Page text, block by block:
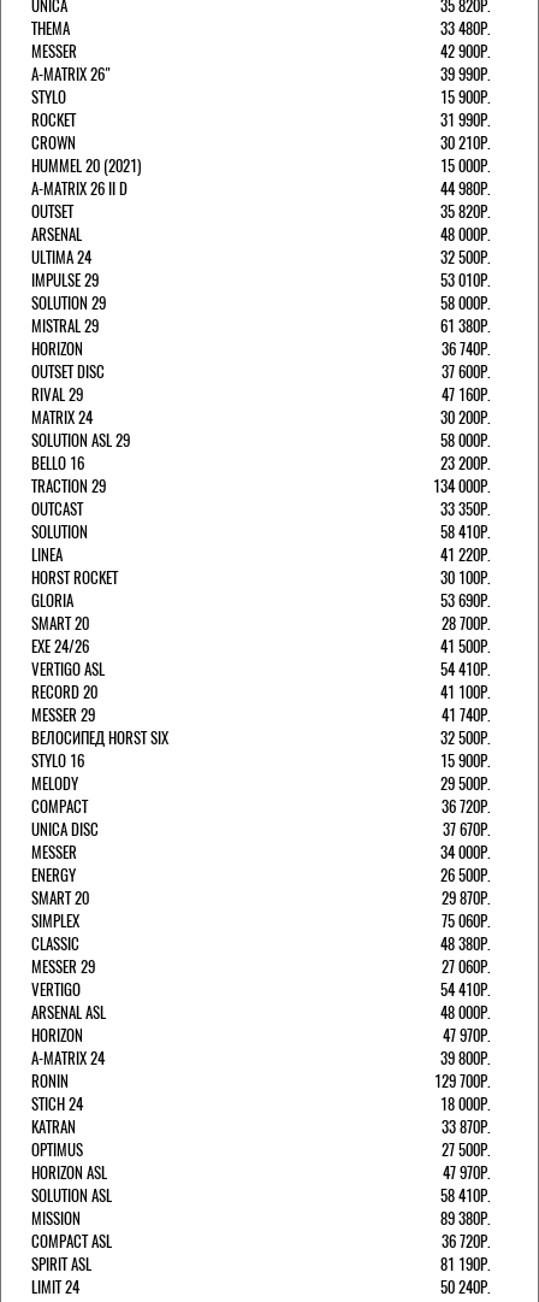
UNICA
35 820Р.
THEMA
33 480Р.
MESSER
42 900Р.
A-MATRIX 26"
39 990Р.
STYLO
15 900Р.
ROCKET
31 990Р.
CROWN
30 210Р.
HUMMEL 20 (2021)
15 000Р.
A-MATRIX 26 II D
44 980Р.
OUTSET
35 820Р.
ARSENAL
48 000Р.
ULTIMA 24
32 500Р.
IMPULSE 29
53 010Р.
SOLUTION 29
58 000Р.
MISTRAL 29
61 380Р.
HORIZON
36 740Р.
OUTSET DISC
37 600Р.
RIVAL 29
47 160Р.
MATRIX 24
30 200Р.
SOLUTION ASL 29
58 000Р.
BELLO 16
23 200Р.
TRACTION 29
134 000Р.
OUTCAST
33 350Р.
SOLUTION
58 410Р.
LINEA
41 220Р.
HORST ROCKET
30 100Р.
GLORIA
53 690Р.
SMART 20
28 700Р.
EXE 24/26
41 500Р.
VERTIGO ASL
54 410Р.
RECORD 20
41 100Р.
MESSER 29
41 740Р.
ВЕЛОСИПЕД HORST SIX
32 500Р.
STYLO 16
15 900Р.
MELODY
29 500Р.
COMPACT
36 720Р.
UNICA DISC
37 670Р.
MESSER
34 000Р.
ENERGY
26 500Р.
SMART 20
29 870Р.
SIMPLEX
75 060Р.
CLASSIC
48 380Р.
MESSER 29
27 060Р.
VERTIGO
54 410Р.
ARSENAL ASL
48 000Р.
HORIZON
47 970Р.
A-MATRIX 24
39 800Р.
RONIN
129 700Р.
STICH 24
18 000Р.
KATRAN
33 870Р.
OPTIMUS
27 500Р.
HORIZON ASL
47 970Р.
SOLUTION ASL
58 410Р.
MISSION
89 380Р.
COMPACT ASL
36 720Р.
SPIRIT ASL
81 190Р.
LIMIT 24
50 240Р.